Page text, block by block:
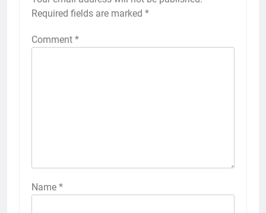
Required fields are marked *
Comment *
Name *